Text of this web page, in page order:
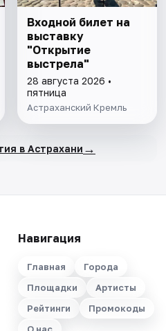
Входной билет на
выставку
"Открытие
выстрела"
28 августа 2026 •
пятница
Астраханский Кремль
в Астрахани →
Навигация
Главная
Города
Площадки
Артисты
Рейтинги
Промокоды